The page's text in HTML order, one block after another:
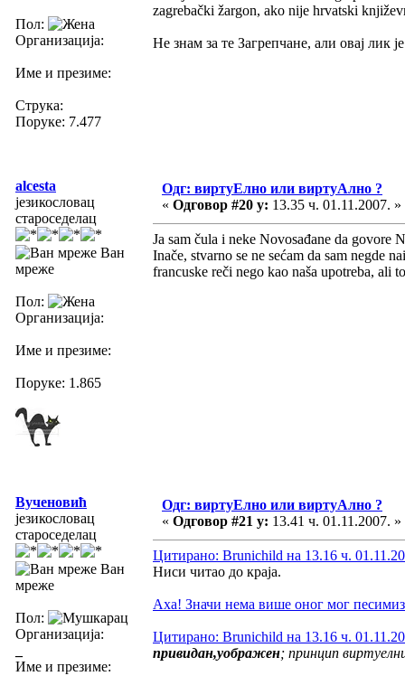
Пол:
Организација:
Име и презиме:
Струка:
Поруке: 7.477
zagrebački žargon, ako nije hrvatski
Не знам за те Загрепчане, али овај лик
alcesta
језикословац
староседелац
Ван
мреже
Пол:
Организација:
Име и презиме:
Поруке: 1.865
Одг: виртуЕлно или виртуАлно ?
« Одговор #20 у: 13.35 ч. 01.11.2007. »
Ja sam čula i neke Novosađane da govore
Inače, stvarno se ne sećam da sam negde
francuske reči nego kao naša upotreba, ali
Вученовић
језикословац
староседелац
Ван
мреже
Пол:
Организација:
Име и презиме:
Одг: виртуЕлно или виртуАлно ?
« Одговор #21 у: 13.41 ч. 01.11.2007. »
Цитирано: Brunichild на 13.16 ч.
Ниси читао до краја.
Аха! Значи нема више оног мог
Цитирано: Brunichild на 13.16 ч.
привидан,уображен; принцип